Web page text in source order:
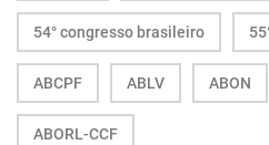
54° congresso brasileiro
ABCPF ABLV ABON
ABORL-CCF